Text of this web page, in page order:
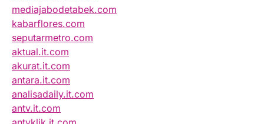
mediajabodetabek.com
kabarflores.com
seputarmetro.com
aktual.it.com
akurat.it.com
antara.it.com
analisadaily.it.com
antv.it.com